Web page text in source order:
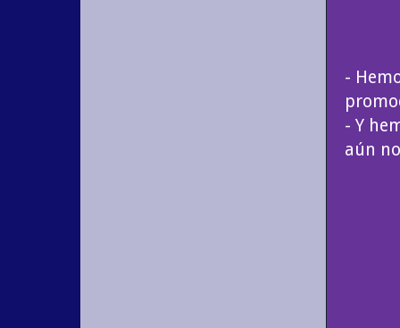
-
- Y
aún